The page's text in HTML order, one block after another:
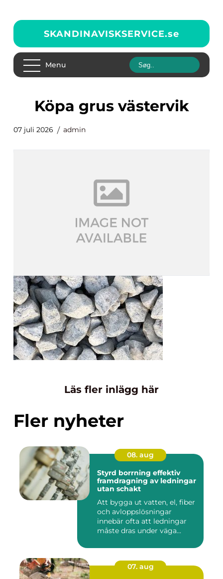
SKANDINAVISKSERVICE.se
Menu
Köpa grus västervik
07 juli 2026 admin
Läs fler inlägg här
Fler nyheter
08. aug
Styrd borrning effektiv
framdragning av ledningar
utan schakt
Att bygga ut vatten, el, fiber
och avloppslösningar
innebär ofta att ledningar
måste dras under väga...
07. aug